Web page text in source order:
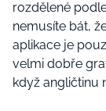
rozdělené
nemusíte bát,
aplikace je
velmi dobře
když angličtinu